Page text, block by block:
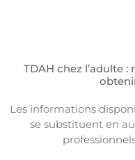
TDAH chez l’adulte
Les informations
se substituent en